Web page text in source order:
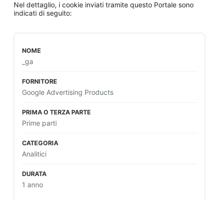
Nel dettaglio, i cookie inviati tramite questo Portale sono
indicati di seguito:
_ga
Google Advertising Products
Prime parti
Analitici
1 anno